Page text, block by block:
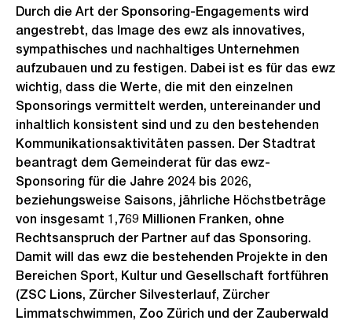
Durch die Art der Sponsoring-Engagements wird
angestrebt, das Image des ewz als innovatives,
sympathisches und nachhaltiges Unternehmen
aufzubauen und zu festigen. Dabei ist es für das ewz
wichtig, dass die Werte, die mit den einzelnen
Sponsorings vermittelt werden, untereinander und
inhaltlich konsistent sind und zu den bestehenden
Kommunikationsaktivitäten passen. Der Stadtrat
beantragt dem Gemeinderat für das ewz-
Sponsoring für die Jahre 2024 bis 2026,
beziehungsweise Saisons, jährliche Höchstbeträge
von insgesamt 1,769 Millionen Franken, ohne
Rechtsanspruch der Partner auf das Sponsoring.
Damit will das ewz die bestehenden Projekte in den
Bereichen Sport, Kultur und Gesellschaft fortführen
(ZSC Lions, Zürcher Silvesterlauf, Zürcher
Limmatschwimmen, Zoo Zürich und der Zauberwald